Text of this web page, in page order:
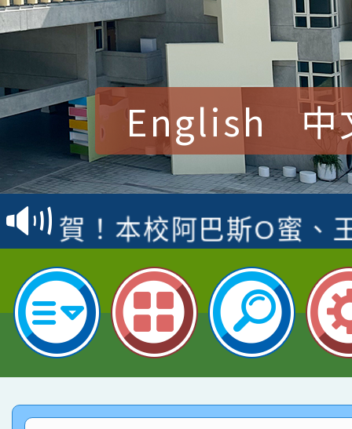
English 中
賀！本校參加桃園市中
賽 洪綺君教師榮獲社
名
賀！本校阿巴斯O蜜、
倩參加桃園市科展 國
名 指導老師王老師、
賀！本校四年二班張O
園市英語競賽國小朗讀
指導老師林老師
賀！本校參加桃園市中
賽 劉文瑛教師榮獲教
臺灣台語-第二名
賀！本校參與2026世
市賽榮獲科學小創客佳
賀！本校參加桃園市中